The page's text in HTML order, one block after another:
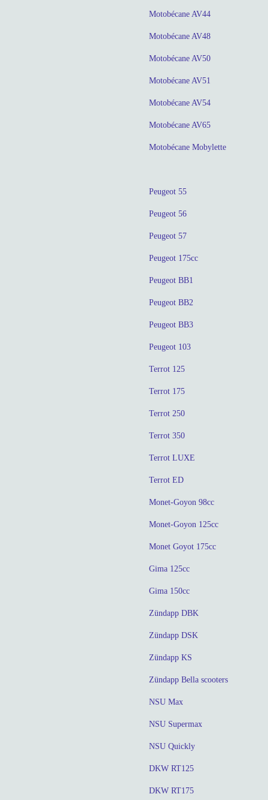
Motobécane AV44
Motobécane AV48
Motobécane AV50
Motobécane AV51
Motobécane AV54
Motobécane AV65
Motobécane Mobylette
Peugeot 55
Peugeot 56
Peugeot 57
Peugeot 175cc
Peugeot BB1
Peugeot BB2
Peugeot BB3
Peugeot 103
Terrot 125
Terrot 175
Terrot 250
Terrot 350
Terrot LUXE
Terrot ED
Monet-Goyon 98cc
Monet-Goyon 125cc
Monet Goyot 175cc
Gima 125cc
Gima 150cc
Zündapp DBK
Zündapp DSK
Zündapp KS
Zündapp Bella scooters
NSU Max
NSU Supermax
NSU Quickly
DKW RT125
DKW RT175